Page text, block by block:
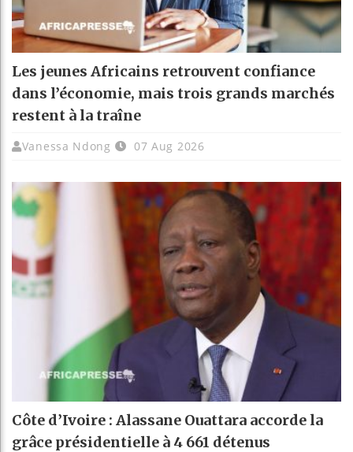
Les jeunes Africains retrouvent confiance
dans l’économie, mais trois grands marchés
restent à la traîne
Vanessa Ndong 07 Aug 2026
Côte d’Ivoire : Alassane Ouattara accorde la
grâce présidentielle à 4 661 détenus